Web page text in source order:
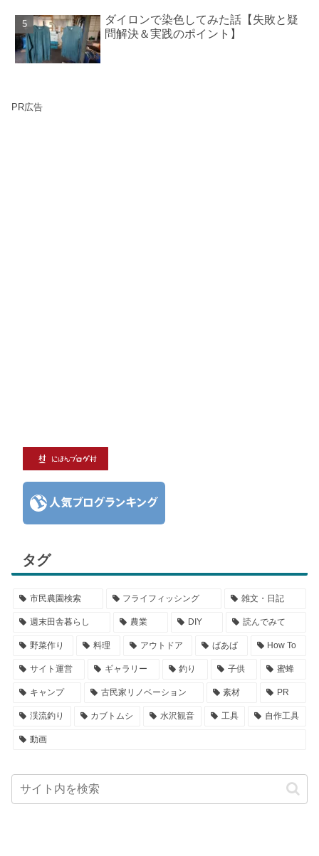
ダイロンで染色してみた話【失敗と疑
問解決＆実践のポイント】
PR広告
タグ
市民農園検索 フライフィッシング 雑文・日記
週末田舎暮らし 農業 DIY 読んでみて
野菜作り 料理 アウトドア ばあば How To
サイト運営 ギャラリー 釣り 子供 蜜蜂
キャンプ 古民家リノベーション 素材 PR
渓流釣り カブトムシ 水沢観音 工具 自作工具
動画